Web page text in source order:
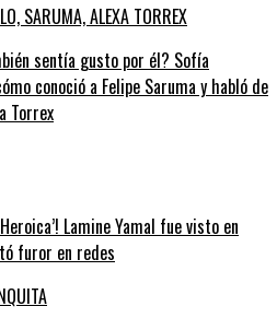
sentía gusto por él? Sofía
conoció a Felipe Saruma y habló de
Torrex
Heroica’! Lamine Yamal fue visto en
furor en redes